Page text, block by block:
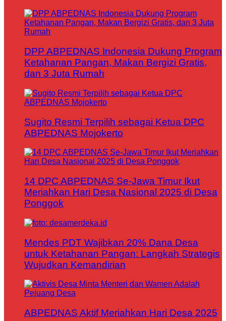
DPP ABPEDNAS Indonesia Dukung Program
Ketahanan Pangan, Makan Bergizi Gratis,
dan 3 Juta Rumah
Sugito Resmi Terpilih sebagai Ketua DPC
ABPEDNAS Mojokerto
14 DPC ABPEDNAS Se-Jawa Timur Ikut
Meriahkan Hari Desa Nasional 2025 di Desa
Ponggok
Mendes PDT Wajibkan 20% Dana Desa
untuk Ketahanan Pangan: Langkah Strategis
Wujudkan Kemandirian
ABPEDNAS Aktif Meriahkan Hari Desa 2025